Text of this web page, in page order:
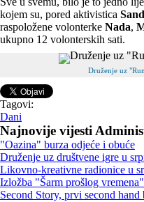
kojem su, pored aktivistica
raspoložene volonterke Nada,
ukupno 12 volonterskih sati.
Druženje uz
Tagovi:
Dani
Najnovije vijesti
"Oazina" burza odjeće i obuće
Druženje uz društvene igre u
Likovno-kreativne radionice u
Izložba "Šarm prošlog vremena"
Second Story, prvi second